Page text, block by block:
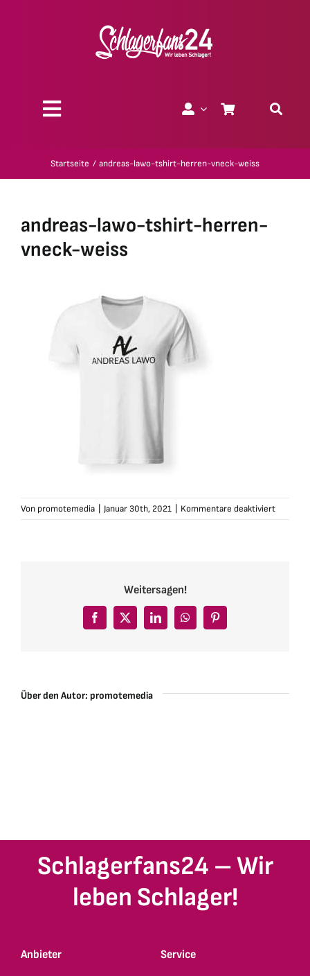
Toggle
Geschenk-Gutscheine
Startseite andreas-lawo-tshirt-herren-vneck-weiss
andreas-lawo-tshirt-herren-
vneck-weiss
Von promotemedia Januar 30th, 2021 Kommentare deaktiviertfür
Weitersagen!
Facebook
X LinkedInWhatsAppPinterest
Über den Autor: promotemedia
Schlagerfans24 – Wir
leben Schlager!
Anbieter Service